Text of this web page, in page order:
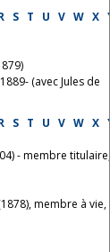
S T U V W X
(avec Jules de
S T U V W X
- membre titulaire,
membre à vie,